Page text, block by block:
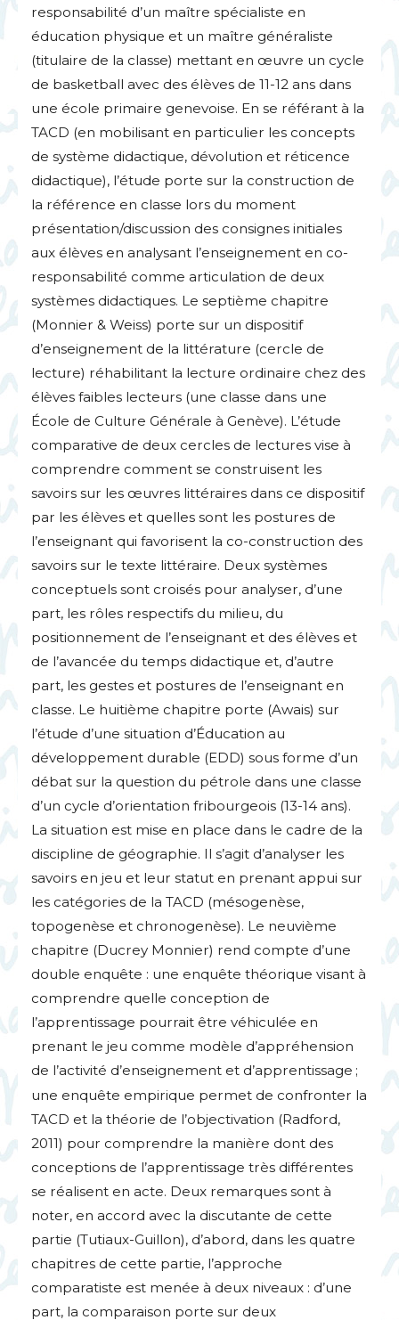
responsabilité d’un maître spécialiste en
éducation physique et un maître généraliste
(titulaire de la classe) mettant en œuvre un cycle
de basketball avec des élèves de 11-12 ans dans
une école primaire genevoise. En se référant à la
TACD (en mobilisant en particulier les concepts
de système didactique, dévolution et réticence
didactique), l’étude porte sur la construction de
la référence en classe lors du moment
présentation/discussion des consignes initiales
aux élèves en analysant l’enseignement en co-
responsabilité comme articulation de deux
systèmes didactiques. Le septième chapitre
(Monnier & Weiss) porte sur un dispositif
d’enseignement de la littérature (cercle de
lecture) réhabilitant la lecture ordinaire chez des
élèves faibles lecteurs (une classe dans une
École de Culture Générale à Genève). L’étude
comparative de deux cercles de lectures vise à
comprendre comment se construisent les
savoirs sur les œuvres littéraires dans ce dispositif
par les élèves et quelles sont les postures de
l’enseignant qui favorisent la co-construction des
savoirs sur le texte littéraire. Deux systèmes
conceptuels sont croisés pour analyser, d’une
part, les rôles respectifs du milieu, du
positionnement de l’enseignant et des élèves et
de l’avancée du temps didactique et, d’autre
part, les gestes et postures de l’enseignant en
classe. Le huitième chapitre porte (Awais) sur
l’étude d’une situation d’Éducation au
développement durable (EDD) sous forme d’un
débat sur la question du pétrole dans une classe
d’un cycle d’orientation fribourgeois (13-14 ans).
La situation est mise en place dans le cadre de la
discipline de géographie. Il s’agit d’analyser les
savoirs en jeu et leur statut en prenant appui sur
les catégories de la TACD (mésogenèse,
topogenèse et chronogenèse). Le neuvième
chapitre (Ducrey Monnier) rend compte d’une
double enquête : une enquête théorique visant à
comprendre quelle conception de
l’apprentissage pourrait être véhiculée en
prenant le jeu comme modèle d’appréhension
de l’activité d’enseignement et d’apprentissage ;
une enquête empirique permet de confronter la
TACD et la théorie de l’objectivation (Radford,
2011) pour comprendre la manière dont des
conceptions de l’apprentissage très différentes
se réalisent en acte. Deux remarques sont à
noter, en accord avec la discutante de cette
partie (Tutiaux-Guillon), d’abord, dans les quatre
chapitres de cette partie, l’approche
comparatiste est menée à deux niveaux : d’une
part, la comparaison porte sur deux